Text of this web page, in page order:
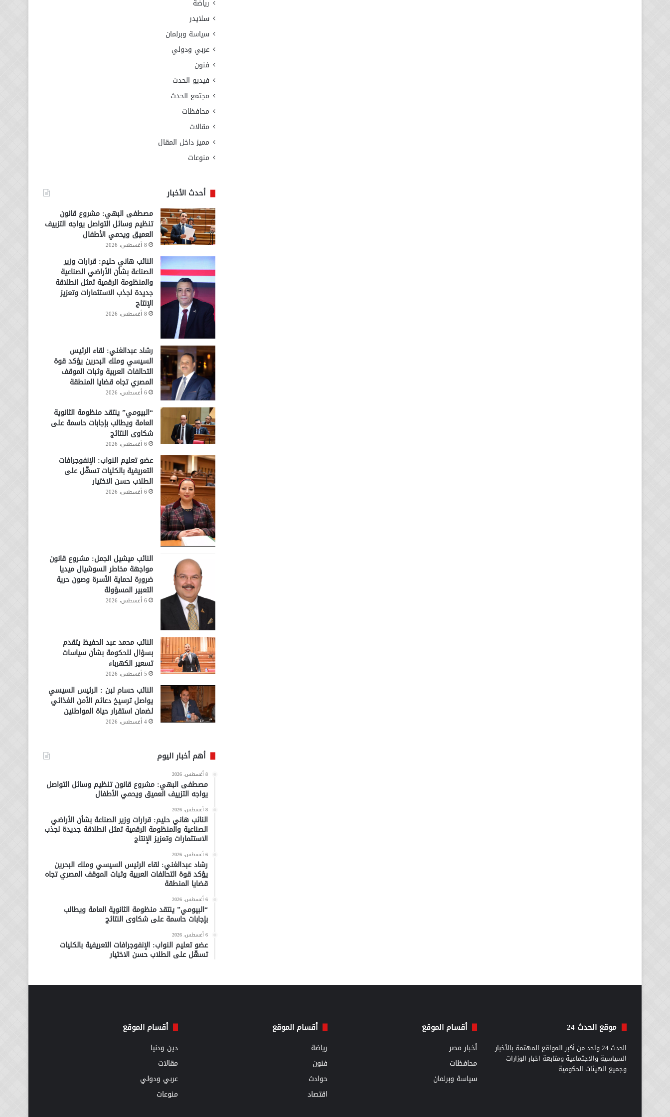
رياضة
سلايدر
سياسة وبرلمان
عربي ودولي
فنون
فيديو الحدث
مجتمع الحدث
محافظات
مقالات
مميز داخل المقال
منوعات
أحدث الأخبار
مصطفى البهي: مشروع قانون
تنظيم وسائل التواصل يواجه التزييف
العميق ويحمي الأطفال
8 أغسطس، 2026
النائب هاني حليم: قرارات وزير
الصناعة بشأن الأراضي الصناعية
والمنظومة الرقمية تمثل انطلاقة
جديدة لجذب الاستثمارات وتعزيز
الإنتاج
8 أغسطس، 2026
رشاد عبدالغني: لقاء الرئيس
السيسي وملك البحرين يؤكد قوة
التحالفات العربية وثبات الموقف
المصري تجاه قضايا المنطقة
6 أغسطس، 2026
“البيومي” ينتقد منظومة الثانوية
العامة ويطالب بإجابات حاسمة على
شكاوى النتائج
6 أغسطس، 2026
عضو تعليم النواب: الإنفوجرافات
التعريفية بالكليات تسهّل على
الطلاب حسن الاختيار
6 أغسطس، 2026
النائب ميشيل الجمل: مشروع قانون
مواجهة مخاطر السوشيال ميديا
ضرورة لحماية الأسرة وصون حرية
التعبير المسؤولة
6 أغسطس، 2026
النائب محمد عبد الحفيظ يتقدم
بسؤال للحكومة بشأن سياسات
تسعير الكهرباء
5 أغسطس، 2026
النائب حسام لبن : الرئيس السيسي
يواصل ترسيخ دعائم الأمن الغذائي
لضمان استقرار حياة المواطنين
4 أغسطس، 2026
أهم أخبار اليوم
8 أغسطس، 2026
مصطفى البهي: مشروع قانون تنظيم وسائل التواصل
يواجه التزييف العميق ويحمي الأطفال
8 أغسطس، 2026
النائب هاني حليم: قرارات وزير الصناعة بشأن الأراضي
الصناعية والمنظومة الرقمية تمثل انطلاقة جديدة لجذب
الاستثمارات وتعزيز الإنتاج
6 أغسطس، 2026
رشاد عبدالغني: لقاء الرئيس السيسي وملك البحرين
يؤكد قوة التحالفات العربية وثبات الموقف المصري تجاه
قضايا المنطقة
6 أغسطس، 2026
“البيومي” ينتقد منظومة الثانوية العامة ويطالب
بإجابات حاسمة على شكاوى النتائج
6 أغسطس، 2026
عضو تعليم النواب: الإنفوجرافات التعريفية بالكليات
تسهّل على الطلاب حسن الاختيار
موقع الحدث 24
الحدث 24 واحد من أكبر المواقع المهتمة بالأخبار
السياسية والاجتماعية ومتابعة اخبار الوزارات
وجميع الهيئات الحكومية
أقسام الموقع
أخبار مصر
محافظات
سياسة وبرلمان
أقسام الموقع
رياضة
فنون
حوادث
اقتصاد
أقسام الموقع
دين ودنيا
مقالات
عربي ودولي
منوعات